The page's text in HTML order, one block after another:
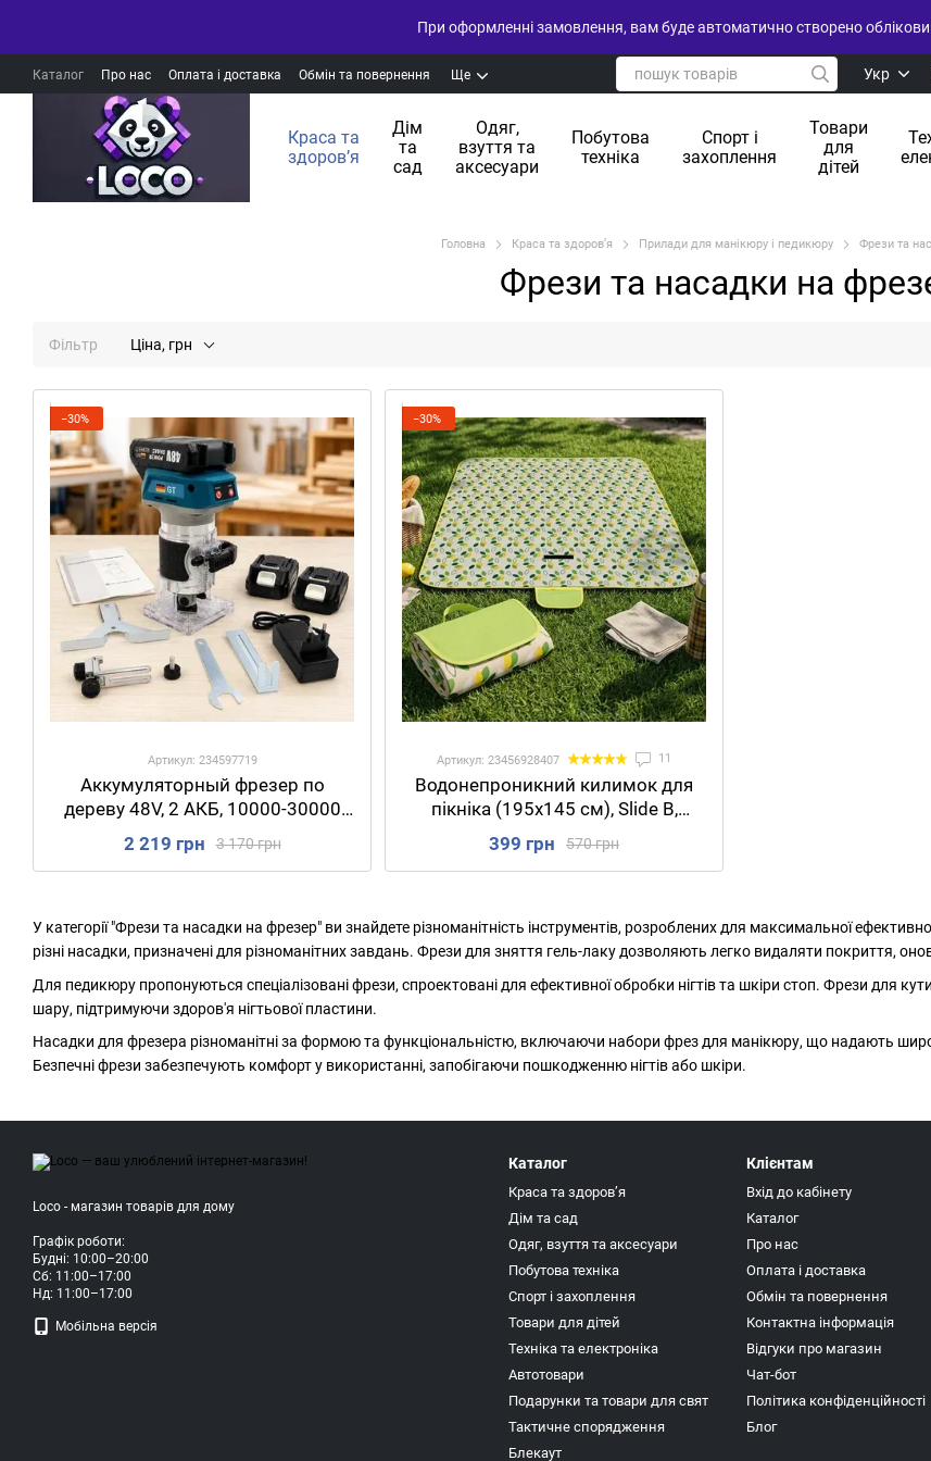
При оформленні замовлення, вам буде автоматично створено
Каталог Про нас Оплата і доставка Обмін та повернення Ще Укр
Краса та
здоровʼя
Дім
та
сад
Одяг,
взуття та
аксесуари
Побутова
техніка
Спорт і
захоплення
Товари
для
дітей
Головна Краса та здоровʼя Прилади для манікюру і педикюру Фрези та
Фрези та насадки на
Фільтр Ціна, грн
У категорії "Фрези та насадки на фрезер" ви знайдете різноманітність інструментів, розроблених для максимальної
різні насадки, призначені для різноманітних завдань. Фрези для зняття гель-лаку дозволяють легко видаляти покриття,
Для педикюру пропонуються спеціалізовані фрези, спроектовані для ефективної обробки нігтів та шкіри стоп. Фрези для
шару, підтримуючи здоров'я нігтьової пластини.
Насадки для фрезера різноманітні за формою та функціональністю, включаючи набори фрез для манікюру, що надають
Безпечні фрези забезпечують комфорт у використанні, запобігаючи пошкодженню нігтів або шкіри.
−30%
Артикул: 234597719
Аккумуляторный фрезер по
дереву 48V, 2 АКБ, 10000-30000
об/мин, Синий / Кромочный
фрезер / Ручной фрезер для
3 170 грн
2 219 грн
−30%
Артикул: 23456928407 11
Водонепроникний килимок для
пікніка (195х145 см), Slide B,
Салатовий з листям / Складаний
плед для кемпінгу
570 грн
399 грн
Loco - магазин товарів для дому
Графік роботи:
Будні: 10:00–20:00
Сб: 11:00–17:00
Нд: 11:00–17:00
Мобільна версія
Каталог
Краса та здоровʼя
Дім та сад
Одяг, взуття та аксесуари
Побутова техніка
Спорт і захоплення
Товари для дітей
Техніка та електроніка
Автотовари
Подарунки та товари для свят
Тактичне спорядження
Блекаут
Клієнтам
Вхід до кабінету
Каталог
Про нас
Оплата і доставка
Обмін та повернення
Контактна інформація
Відгуки про магазин
Чат-бот
Політика конфіденційності
Блог